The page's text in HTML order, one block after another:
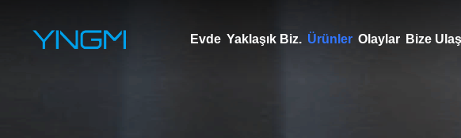
Evde Yaklaşık Biz. Ürünler Olaylar Bize